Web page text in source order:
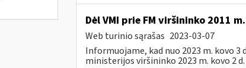
Dėl VMI prie FM viršininko 2011
Web turinio sąrašas 2023-03-07
Informuojame, kad nuo 2023 m. kovo 3
ministerijos viršininko 2023 m. kovo 2 d.